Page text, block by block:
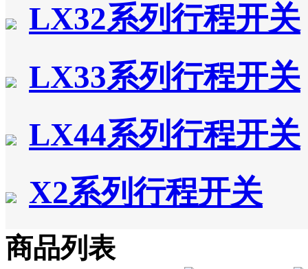
LX32系列行程开关
LX33系列行程开关
LX44系列行程开关
X2系列行程开关
商品列表